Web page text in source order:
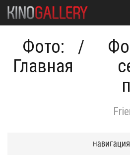
Фото:
Главная
/
навигация